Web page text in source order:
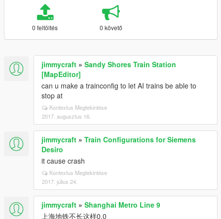
0 feltöltés 0 követő
jimmycraft » Sandy Shores Train Station
[MapEditor]
can u make a trainconfig to let AI trains be able to
stop at
Kontextus Megtekintése
2017. augusztus 16.
jimmycraft » Train Configurations for Siemens
Desiro
it cause crash
Kontextus Megtekintése
2017. július 24.
jimmycraft » Shanghai Metro Line 9
上海地铁不长这样0.0